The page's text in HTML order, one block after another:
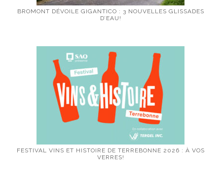
BROMONT DÉVOILE GIGANTICO : 3 NOUVELLES GLISSADES
D’EAU!
FESTIVAL VINS ET HISTOIRE DE TERREBONNE 2026 : À VOS
VERRES!